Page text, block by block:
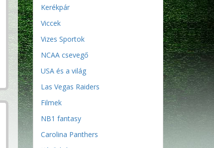
Kerékpár
Viccek
Vizes Sportok
NCAA csevegő
USA és a világ
Las Vegas Raiders
Filmek
NB1 fantasy
Carolina Panthers